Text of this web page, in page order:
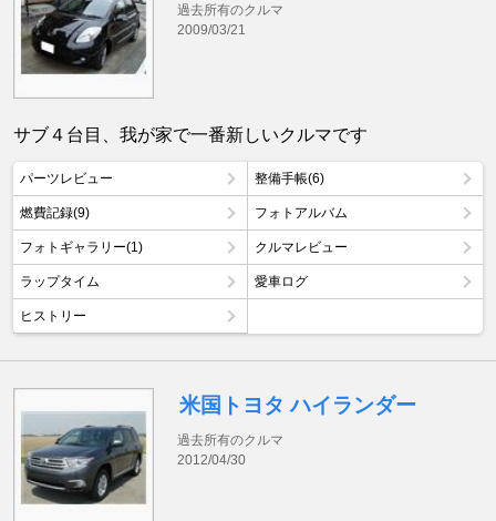
過去所有のクルマ
2009/03/21
サブ４台目、我が家で一番新しいクルマです
パーツレビュー 整備手帳(6)
燃費記録(9) フォトアルバム
フォトギャラリー(1) クルマレビュー
ラップタイム 愛車ログ
ヒストリー
米国トヨタ ハイランダー
過去所有のクルマ
2012/04/30